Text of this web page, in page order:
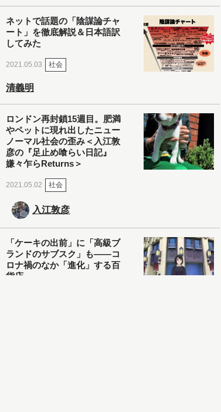
ネットで話題の「陰謀論チャ
ート」を徹底解説＆日本語訳
してみた
2021.05.03 社会
清義明
ロンドン再封鎖15週目。肥満
やペットに現れ出したニュー
ノーマル社会の歪み＜入江敦
彦の『足止め喰らい日記』
嫌々乍らReturns＞
2021.05.02 社会
入江敦彦
「ケーキの出前」に「高級ブ
ランドのサブスク」も――コ
ロナ禍のなか「進化」する百
貨店